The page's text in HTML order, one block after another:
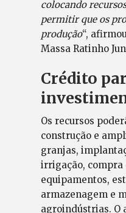
colocando
permitir que os
produção“,
Massa Ratinho
Crédito
Os recursos
construção e
granjas,
irrigação, compra
equipamentos,
armazenagem e
agroindústrias. O